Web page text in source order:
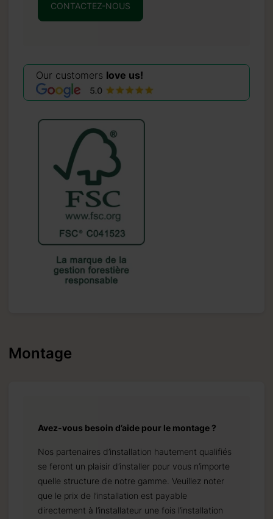
CONTACTEZ-NOUS
Our customers love us!
Montage
Avez-vous besoin d’aide pour le montage ?
Nos partenaires d’installation hautement qualifiés
se feront un plaisir d’installer pour vous n’importe
quelle structure de notre gamme. Veuillez noter
que le prix de l’installation est payable
directement à l’installateur une fois l’installation